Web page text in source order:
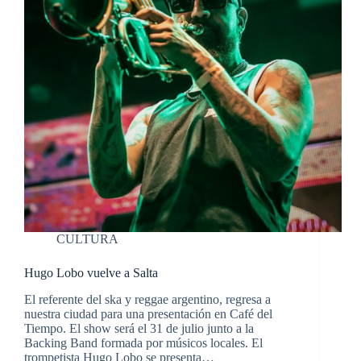
CULTURA
Hugo Lobo vuelve a Salta
El referente del ska y reggae argentino, regresa a
nuestra ciudad para una presentación en Café del
Tiempo. El show será el 31 de julio junto a la
Backing Band formada por músicos locales. El
trompetista Hugo Lobo se presenta…